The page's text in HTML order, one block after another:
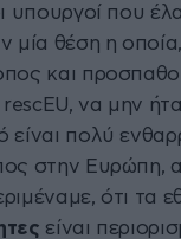
υπουργοί που
μία θέση η
και
να μην
πολύ
στην Ευρώπη,
ότι τα
είναι